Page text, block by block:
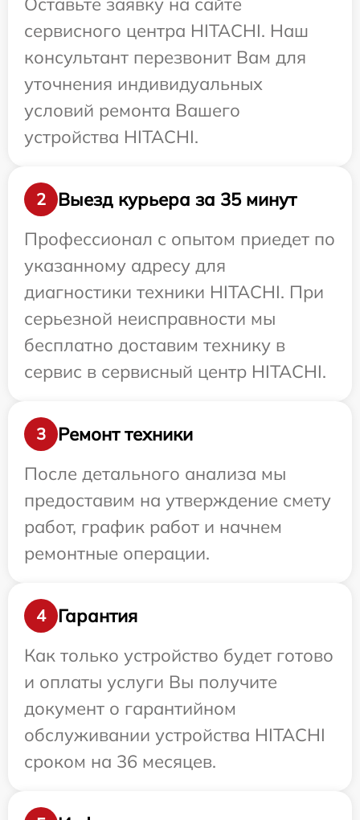
сервисного центра HITACHI. Наш
консультант перезвонит Вам для
уточнения индивидуальных
условий ремонта Вашего
устройства HITACHI.
2
Выезд курьера за 35 минут
Профессионал с опытом приедет по
указанному адресу для
диагностики техники HITACHI. При
серьезной неисправности мы
бесплатно доставим технику в
сервис в сервисный центр HITACHI.
3
Ремонт техники
После детального анализа мы
предоставим на утверждение смету
работ, график работ и начнем
ремонтные операции.
4
Гарантия
Как только устройство будет готово
и оплаты услуги Вы получите
документ о гарантийном
обслуживании устройства HITACHI
сроком на 36 месяцев.